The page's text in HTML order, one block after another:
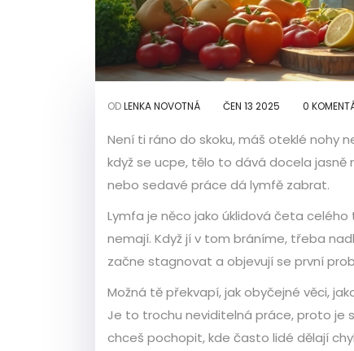
ODLENKA NOVOTNÁ ČEN 13 2025 0
Není ti ráno do skoku, máš oteklé nohy
když se ucpe, tělo to dává docela jasně
nebo sedavé práce dá lymfě zabrat.
Lymfa je něco jako úklidová četa
nemají. Když jí v tom bráníme, třeba
začne stagnovat a objevují se první
Možná tě překvapí, jak obyčejné věci,
Je to trochu neviditelná práce, proto je
chceš pochopit, kde často lidé dělají